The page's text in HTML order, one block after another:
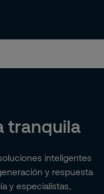
tranquila
inteligentes
y respuesta
y especialistas,